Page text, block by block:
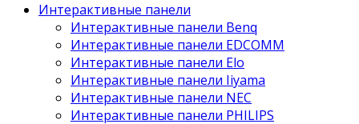
Интерактивные панели
Интерактивные панели Benq
Интерактивные панели EDCOMM
Интерактивные панели Elo
Интерактивные панели Iiyama
Интерактивные панели NEC
Интерактивные панели PHILIPS